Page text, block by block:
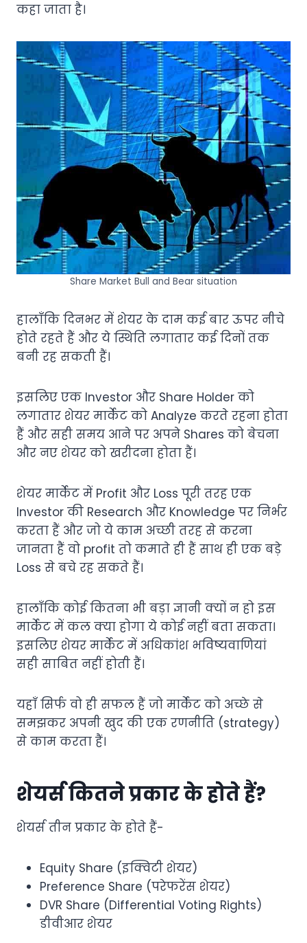
कहा जाता है।
Share Market Bull and Bear situation
हालाँकि दिनभर में शेयर के दाम कई बार ऊपर नीचे
होते रहते हैं और ये स्थिति लगातार कई दिनों तक
बनी रह सकती हैं।
इसलिए एक Investor और Share Holder को
लगातार शेयर मार्केट को Analyze करते रहना होता
हैं और सही समय आने पर अपने Shares को बेचना
और नए शेयर को खरीदना होता हैं।
शेयर मार्केट में Profit और Loss पूरी तरह एक
Investor की Research और Knowledge पर निर्भर
करता हैं और जो ये काम अच्छी तरह से करना
जानता हैं वो profit तो कमाते ही हैं साथ ही एक बड़े
Loss से बचे रह सकते हैं।
हालाँकि कोई कितना भी बड़ा ज्ञानी क्यों न हो इस
मार्केट में कल क्या होगा ये कोई नहीं बता सकता।
इसलिए शेयर मार्केट में अधिकांश भविष्यवाणियां
सही साबित नहीं होती हैं।
यहाँ सिर्फ वो ही सफल हैं जो मार्केट को अच्छे से
समझकर अपनी खुद की एक रणनीति (strategy)
से काम करता हैं।
शेयर्स कितने प्रकार के होते हैं?
शेयर्स तीन प्रकार के होते हैं-
Equity Share (इक्विटी शेयर)
Preference Share (परेफरेंस शेयर)
DVR Share (Differential Voting Rights)
डीवीआर शेयर